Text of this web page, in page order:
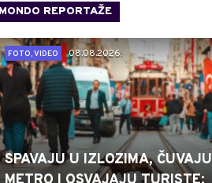
MONDO REPORTAŽE
FOTO, VIDEO
08.08.2026.
SPAVAJU U IZLOZIMA, ČUVAJU